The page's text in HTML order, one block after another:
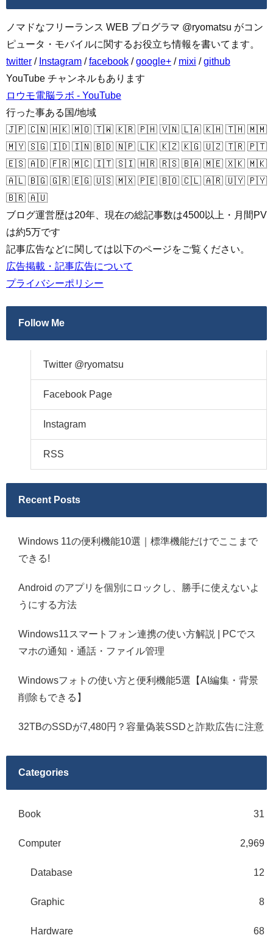
ノマドなフリーランス WEB プログラマ @ryomatsu がコン
ピュータ・モバイルに関するお役立ち情報を書いてます。
twitter / Instagram /facebook /google+ / mixi /github
YouTube チャンネルもあります
ロウモ電脳ラボ - YouTube
行った事ある国/地域
🇯🇵 🇨🇳 🇭🇰 🇲🇴 🇹🇼 🇰🇷 🇵🇭 🇻🇳 🇱🇦 🇰🇭 🇹🇭 🇲🇲
🇲🇾 🇸🇬 🇮🇩 🇮🇳 🇧🇩 🇳🇵 🇱🇰 🇰🇿 🇰🇬 🇺🇿 🇹🇷 🇵🇹
🇪🇸 🇦🇩 🇫🇷 🇲🇨 🇮🇹 🇸🇮 🇭🇷 🇷🇸 🇧🇦 🇲🇪 🇽🇰 🇲🇰
🇦🇱 🇧🇬 🇬🇷 🇪🇬 🇺🇸 🇲🇽 🇵🇪 🇧🇴 🇨🇱 🇦🇷 🇺🇾 🇵🇾
🇧🇷 🇦🇺
ブログ運営歴は20年、現在の総記事数は4500以上・月間PV
は約5万です
記事広告などに関しては以下のページをご覧ください。
広告掲載・記事広告について
プライバシーポリシー
Follow Me
Twitter @ryomatsu
Facebook Page
Instagram
RSS
Recent Posts
Windows 11の便利機能10選｜標準機能だけでここまで
できる!
Android のアプリを個別にロックし、勝手に使えないよ
うにする方法
Windows11スマートフォン連携の使い方解説 | PCでス
マホの通知・通話・ファイル管理
Windowsフォトの使い方と便利機能5選【AI編集・背景
削除もできる】
32TBのSSDが7,480円？容量偽装SSDと詐欺広告に注意
Categories
Book 31
Computer 2,969
Database 12
Graphic 8
Hardware 68